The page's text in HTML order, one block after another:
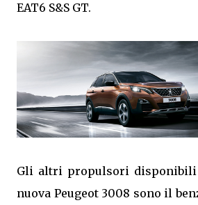
EAT6 S&S GT.
Gli altri propulsori
nuova Peugeot 3008 sono il